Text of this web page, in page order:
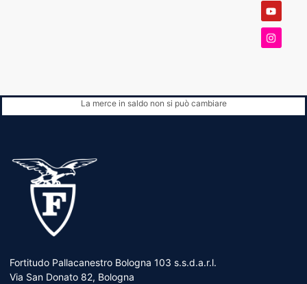
La merce in saldo non si può cambiare
Fortitudo Pallacanestro Bologna 103 s.s.d.a.r.l.
Via San Donato 82, Bologna